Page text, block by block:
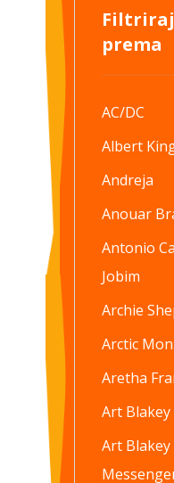
Filtriraj
prema
AC/DC
Albert
Andreja
Anouar
Antonio
Jobim
Archie
Arctic
Aretha
Art Blakey
Art Blakey